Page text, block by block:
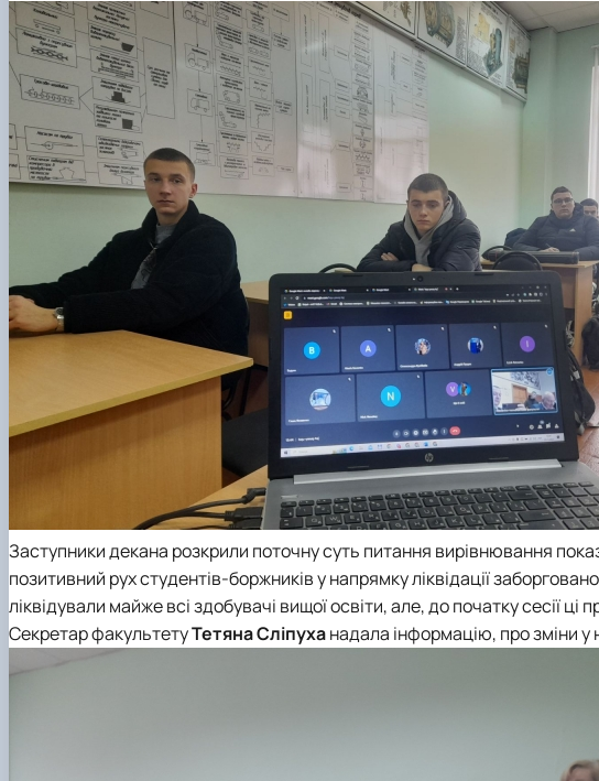
Заступники декана розкрили поточну суть питання вирівнювання
позитивний рух студентів-боржників у напрямку ліквідації
ліквідували майже всі здобувачі вищої освіти, але, до початку сесії
Секретар факультетуТетяна Сліпуханадала інформацію, про зміни у